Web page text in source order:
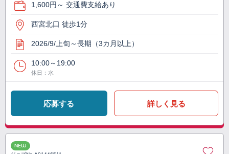
1,600円～ 交通費支給あり
西宮北口 徒歩1分
2026/9/上旬～長期（3カ月以上）
10:00～19:00
休日：水
応募する 詳しく見る
NEW